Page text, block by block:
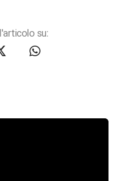
su: